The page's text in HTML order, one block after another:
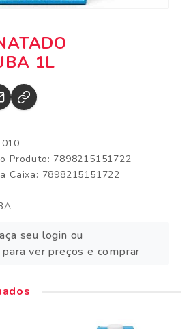
1L
Produto: 7898215151722
Caixa: 7898215151722
seu login ou
ver preços e comprar